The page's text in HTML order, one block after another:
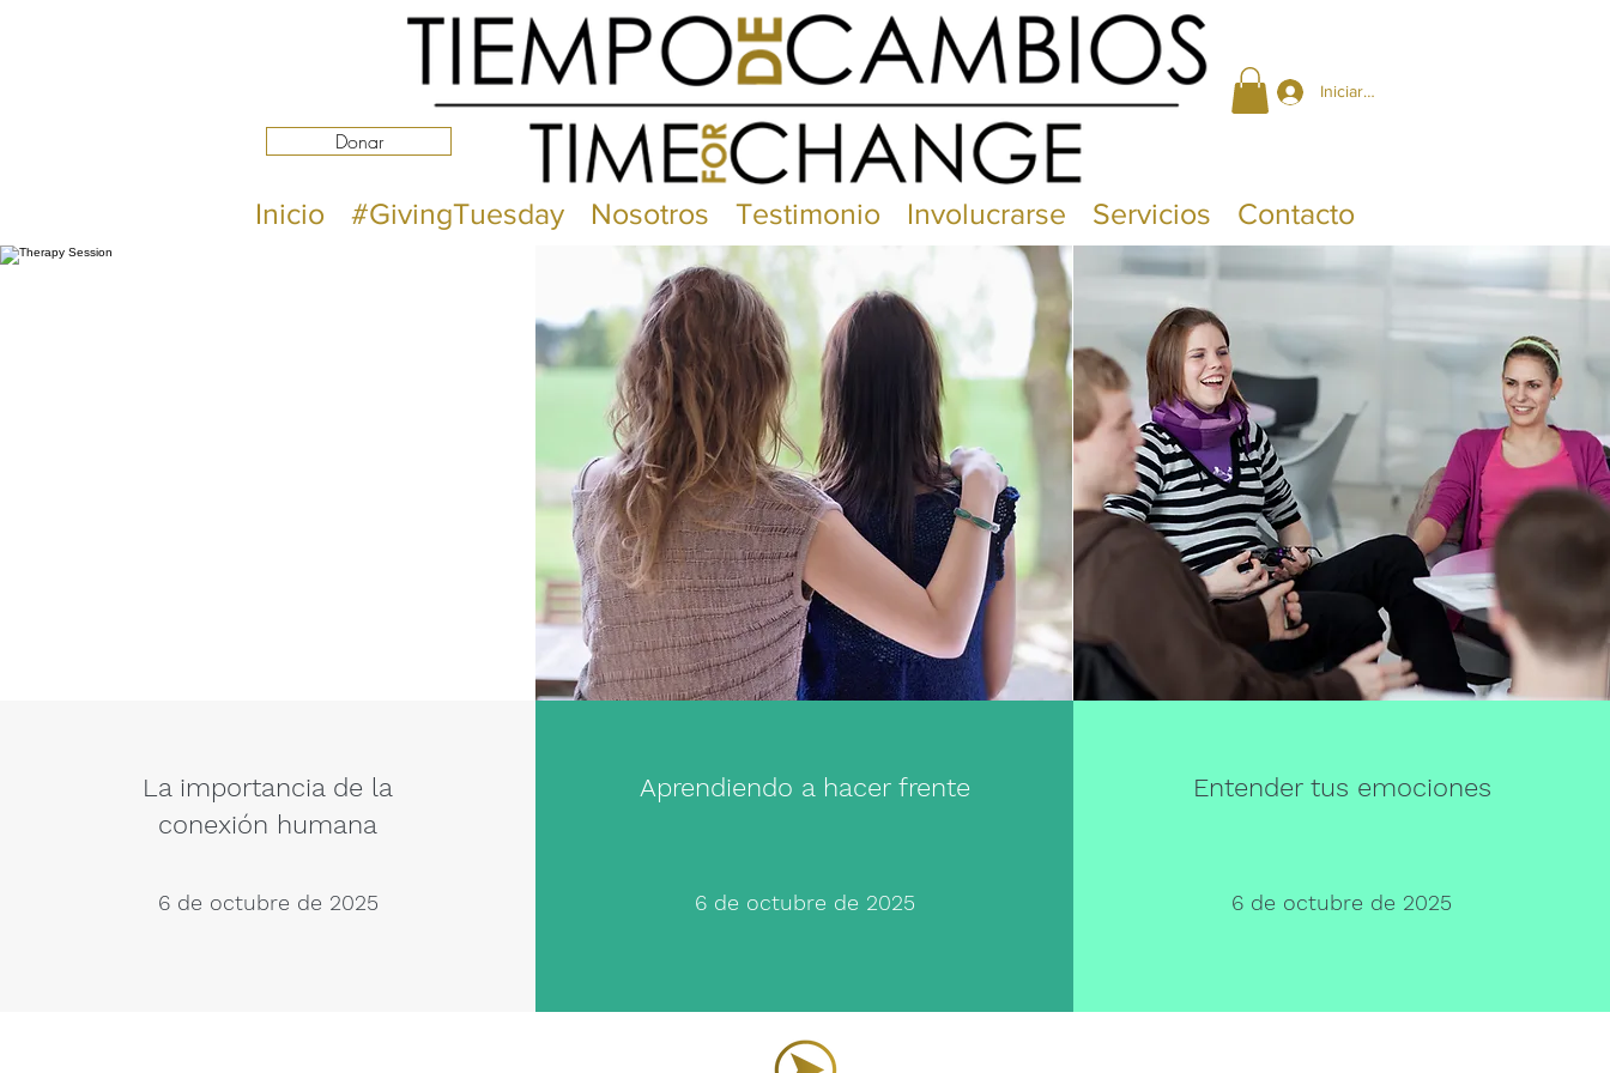
Donar
Iniciar sesión
Inicio #GivingTuesday Nosotros Testimonio Involucrarse Servicios Contacto
La importancia de la
conexión humana
6 de octubre de 2025
Aprendiendo a hacer frente
6 de octubre de 2025
Entender tus emociones
6 de octubre de 2025